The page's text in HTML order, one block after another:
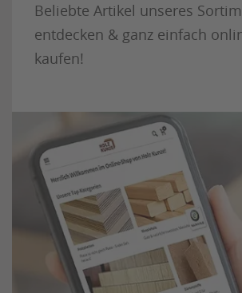
Beliebte Artikel unseres
entdecken & ganz einfach
kaufen!